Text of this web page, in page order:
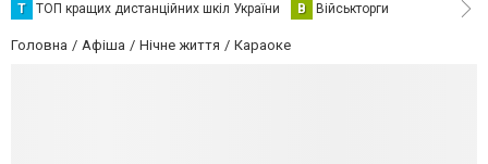
Т ТОП кращих дистанційних шкіл України В Військторги
Головна Афіша Нічне життя Караоке